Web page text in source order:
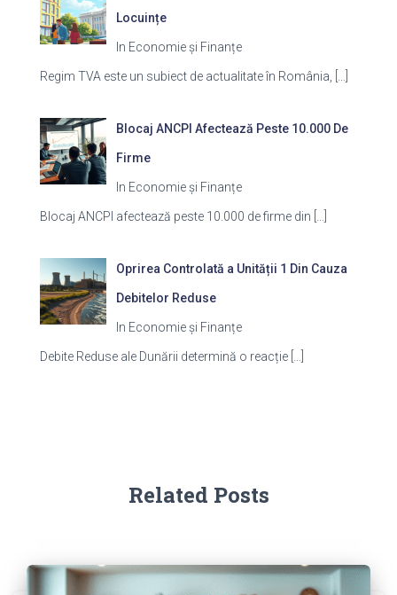
Locuințe
In Economie și Finanțe
Regim TVA este un subiect de actualitate în România,
Blocaj ANCPI Afectează Peste 10.000 De
Firme
In Economie și Finanțe
Blocaj ANCPI afectează peste 10.000 de firme din
Oprirea Controlată a Unității 1 Din Cauza
Debitelor Reduse
In Economie și Finanțe
Debite Reduse ale Dunării determină o reacție
Related Posts